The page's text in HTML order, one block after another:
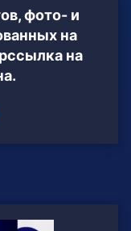
фото- и
на
на